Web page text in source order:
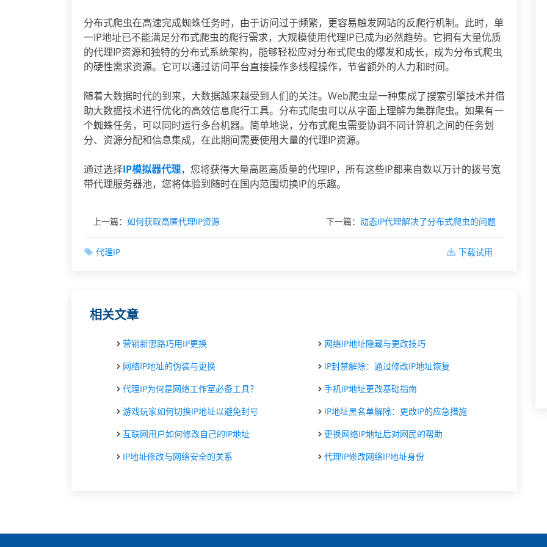
分布式爬虫在高速完成蜘蛛任务时，由于访问过于频繁，更容易触发网站的反爬行机制。此时，单
一IP地址已不能满足分布式爬虫的爬行需求，大规模使用代理IP已成为必然趋势。它拥有大量优质
的代理IP资源和独特的分布式系统架构，能够轻松应对分布式爬虫的爆发和成长，成为分布式爬虫
的硬性需求资源。它可以通过访问平台直接操作多线程操作，节省额外的人力和时间。
随着大数据时代的到来，大数据越来越受到人们的关注。Web爬虫是一种集成了搜索引擎技术并借
助大数据技术进行优化的高效信息爬行工具。分布式爬虫可以从字面上理解为集群爬虫。如果有一
个蜘蛛任务，可以同时运行多台机器。简单地说，分布式爬虫需要协调不同计算机之间的任务划
分、资源分配和信息集成，在此期间需要使用大量的代理IP资源。
通过选择IP模拟器代理，您将获得大量高匿高质量的代理IP，所有这些IP都来自数以万计的拨号宽
带代理服务器池，您将体验到随时在国内范围切换IP的乐趣。
上一篇： 如何获取高匿代理IP资源 下一篇： 动态IP代理解决了分布式爬虫的问题
代理IP 下载试用
相关文章
营销新思路巧用IP更换
网络IP地址隐藏与更改技巧
网络IP地址的伪装与更换
IP封禁解除：通过修改IP地址恢复
代理IP为何是网络工作室必备工具？
手机IP地址更改基础指南
游戏玩家如何切换IP地址以避免封号
IP地址黑名单解除：更改IP的应急措施
互联网用户如何修改自己的IP地址
更换网络IP地址后对网民的帮助
IP地址修改与网络安全的关系
代理IP修改网络IP地址身份